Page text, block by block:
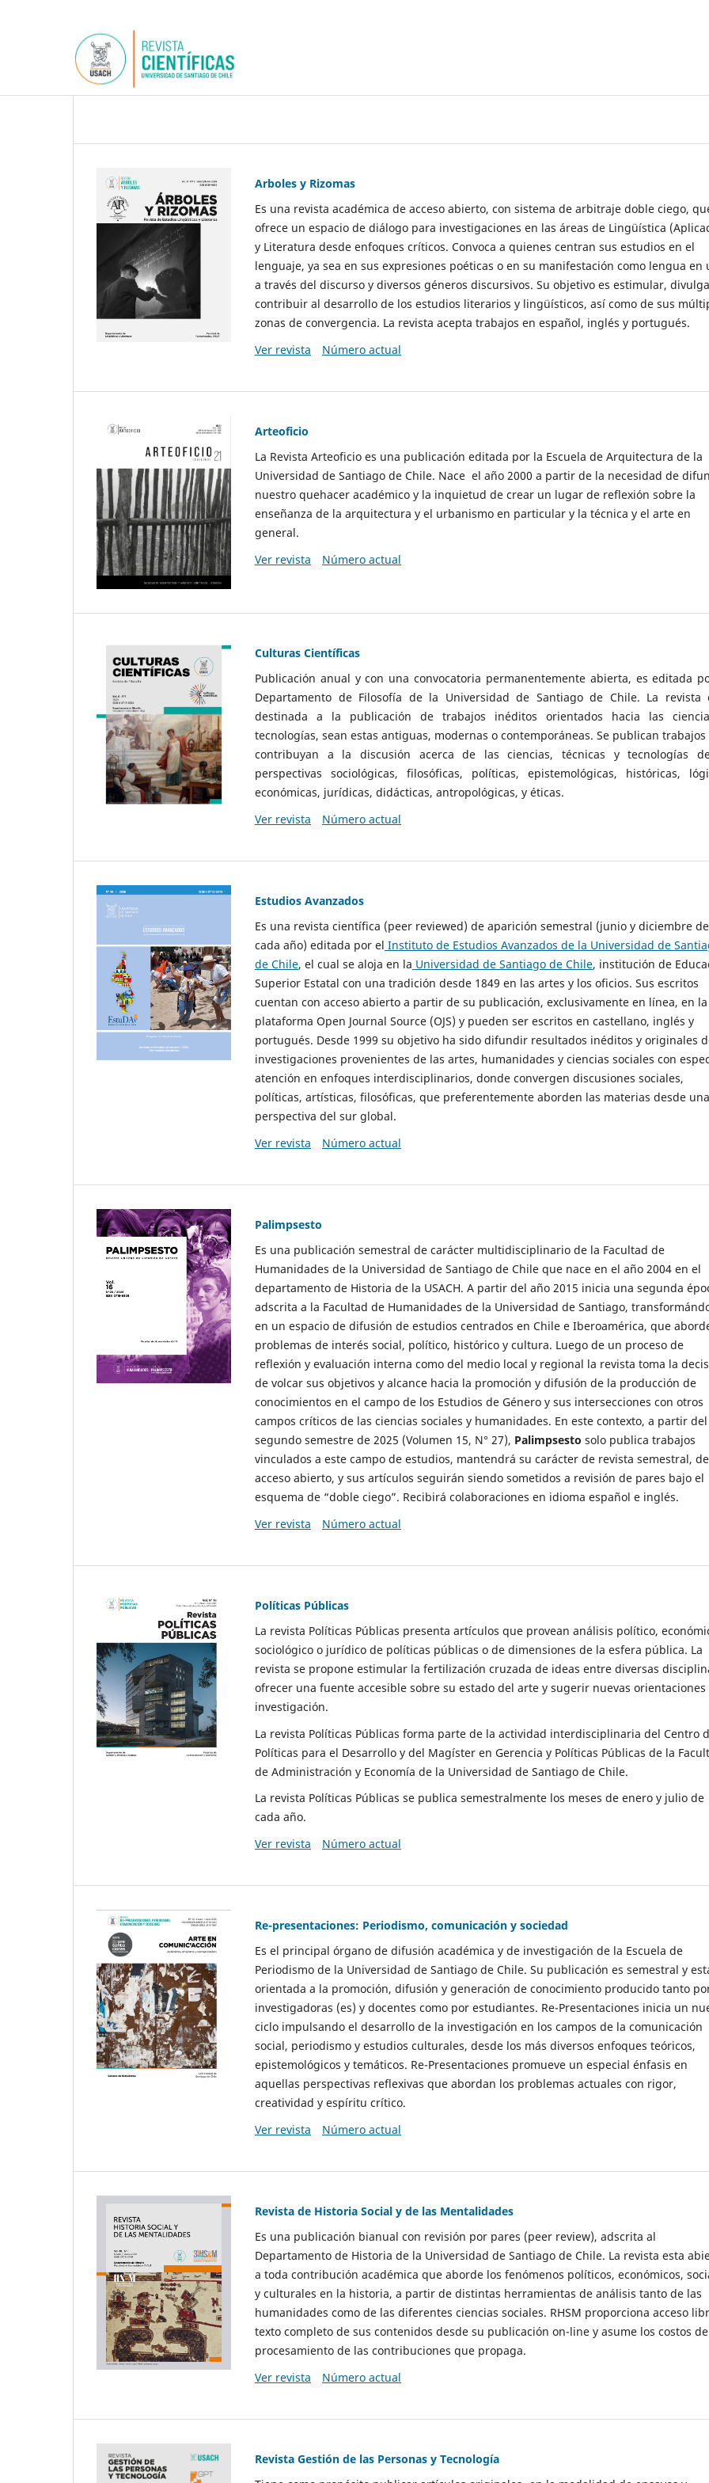
Arboles y Rizomas
Es una revista académica de acceso abierto, con sistema de arbitraje doble ciego,
ofrece un espacio de diálogo para investigaciones en las áreas de Lingüística
y Literatura desde enfoques críticos. Convoca a quienes centran sus estudios en el
lenguaje, ya sea en sus expresiones poéticas o en su manifestación como lengua en
a través del discurso y diversos géneros discursivos. Su objetivo es estimular,
contribuir al desarrollo de los estudios literarios y lingüísticos, así como de sus
zonas de convergencia. La revista acepta trabajos en español, inglés y portugués.
Ver revista
Número actual
Arteoficio
La Revista Arteoficio es una publicación editada por la Escuela de Arquitectura de la
Universidad de Santiago de Chile. Nace el año 2000 a partir de la necesidad de
nuestro quehacer académico y la inquietud de crear un lugar de reflexión sobre la
enseñanza de la arquitectura y el urbanismo en particular y la técnica y el arte en
general.
Ver revista
Número actual
Culturas Científicas
Publicación anual y con una convocatoria permanentemente abierta, es editada
Departamento de Filosofía de la Universidad de Santiago de Chile. La revista
destinada a la publicación de trabajos inéditos orientados hacia las
tecnologías, sean estas antiguas, modernas o contemporáneas. Se publican
contribuyan a la discusión acerca de las ciencias, técnicas y tecnologías
perspectivas sociológicas, filosóficas, políticas, epistemológicas, históricas,
económicas, jurídicas, didácticas, antropológicas, y éticas.
Ver revista
Número actual
Estudios Avanzados
Es una revista científica (peer reviewed) de aparición semestral (junio y diciembre de
cada año) editada por el Instituto de Estudios Avanzados de la Universidad de
de Chile, el cual se aloja en la Universidad de Santiago de Chile, institución de
Superior Estatal con una tradición desde 1849 en las artes y los oficios. Sus escritos
cuentan con acceso abierto a partir de su publicación, exclusivamente en línea, en la
plataforma Open Journal Source (OJS) y pueden ser escritos en castellano, inglés y
portugués. Desde 1999 su objetivo ha sido difundir resultados inéditos y originales
investigaciones provenientes de las artes, humanidades y ciencias sociales con
atención en enfoques interdisciplinarios, donde convergen discusiones sociales,
políticas, artísticas, filosóficas, que preferentemente aborden las materias desde una
perspectiva del sur global.
Ver revista
Número actual
Palimpsesto
Es una publicación semestral de carácter multidisciplinario de la Facultad de
Humanidades de la Universidad de Santiago de Chile que nace en el año 2004 en el
departamento de Historia de la USACH. A partir del año 2015 inicia una segunda
adscrita a la Facultad de Humanidades de la Universidad de Santiago,
en un espacio de difusión de estudios centrados en Chile e Iberoamérica, que
problemas de interés social, político, histórico y cultura. Luego de un proceso de
reflexión y evaluación interna como del medio local y regional la revista toma la
de volcar sus objetivos y alcance hacia la promoción y difusión de la producción de
conocimientos en el campo de los Estudios de Género y sus intersecciones con otros
campos críticos de las ciencias sociales y humanidades. En este contexto, a partir del
segundo semestre de 2025 (Volumen 15, N° 27), Palimpsesto solo publica trabajos
vinculados a este campo de estudios, mantendrá su carácter de revista semestral, de
acceso abierto, y sus artículos seguirán siendo sometidos a revisión de pares bajo el
esquema de “doble ciego”. Recibirá colaboraciones en idioma español e inglés.
Ver revista
Número actual
Políticas Públicas
La revista Políticas Públicas presenta artículos que provean análisis político,
sociológico o jurídico de políticas públicas o de dimensiones de la esfera pública. La
revista se propone estimular la fertilización cruzada de ideas entre diversas
ofrecer una fuente accesible sobre su estado del arte y sugerir nuevas orientaciones
investigación.
La revista Políticas Públicas forma parte de la actividad interdisciplinaria del Centro
Políticas para el Desarrollo y del Magíster en Gerencia y Políticas Públicas de la
de Administración y Economía de la Universidad de Santiago de Chile.
La revista Políticas Públicas se publica semestralmente los meses de enero y julio de
cada año.
Ver revista
Número actual
Re-presentaciones: Periodismo, comunicación y sociedad
Es el principal órgano de difusión académica y de investigación de la Escuela de
Periodismo de la Universidad de Santiago de Chile. Su publicación es semestral y
orientada a la promoción, difusión y generación de conocimiento producido tanto
investigadoras (es) y docentes como por estudiantes. Re-Presentaciones inicia un
ciclo impulsando el desarrollo de la investigación en los campos de la comunicación
social, periodismo y estudios culturales, desde los más diversos enfoques teóricos,
epistemológicos y temáticos. Re-Presentaciones promueve un especial énfasis en
aquellas perspectivas reflexivas que abordan los problemas actuales con rigor,
creatividad y espíritu crítico.
Ver revista
Número actual
Revista de Historia Social y de las Mentalidades
Es una publicación bianual con revisión por pares (peer review), adscrita al
Departamento de Historia de la Universidad de Santiago de Chile. La revista esta
a toda contribución académica que aborde los fenómenos políticos, económicos,
y culturales en la historia, a partir de distintas herramientas de análisis tanto de las
humanidades como de las diferentes ciencias sociales. RHSM proporciona acceso
texto completo de sus contenidos desde su publicación on-line y asume los costos de
procesamiento de las contribuciones que propaga.
Ver revista
Número actual
Revista Gestión de las Personas y Tecnología